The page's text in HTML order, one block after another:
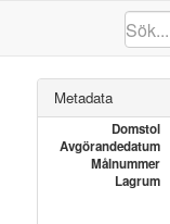
Metadata
Domstol
Avgörandedatum
Målnummer
Lagrum